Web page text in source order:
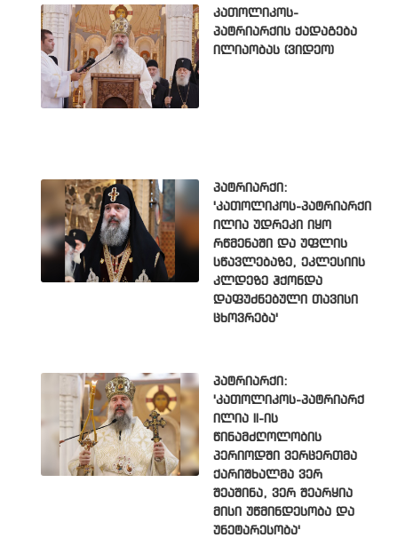
კათოლიკოს-
პატრიარქის ქადაგება
ილიაობას (ვიდეო)
პატრიარქი:
'კათოლიკოს-პატრიარქი
ილია უდრეკი იყო
რწმენაში და უფლის
სწავლებაზე, ეკლესიის
კლდეზე ჰქონდა
დაფუძნებული თავისი
ცხოვრება'
პატრიარქი:
'კათოლიკოს-პატრიარქ
ილია II-ის
წინამძღოლობის
პერიოდში ვერცერთმა
ქარიშხალმა ვერ
შეაშინა, ვერ შეარყია
მისი უწმინდესობა და
უნეტარესობა'